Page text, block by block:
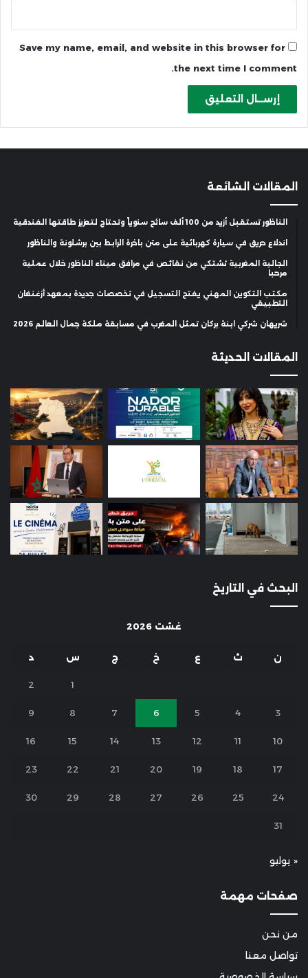
Save my name, email, and website in this browser for
the next time I comment.
المقالات الشائعة
الناظور تستقبل أزيد من 100 ألف سائح سنوياً وتحتاج لتعزيز طاقتها الفندقية
اندلاع حريق في سيارة كهربائية على متن باخرة الرابط بين برشلونة والناظور
الجالية المغربية تشتكي من نقائص في مرافق ميناء الناظور خلال عملية
مرحبا
مكتب التكوين المهني يفتح التسجيل في تخصصات جديدة بمعهد أزغنغان
التطبيقي
شريهان شركي ابنة بركان تمثل المغرب في مسابقة ملكة جمال العالم 2026
المقالات الحديثة
البحث في التاريخ
غشت 2026
ن ث ع خ ج س د
1
2
3
4
5
6
7
8
9
10
11
12
13
14
15
16
17
18
19
20
21
22
23
24
25
26
27
28
29
30
31
« يوليو
صفحات مهمة
من نحن
تواصل معنا